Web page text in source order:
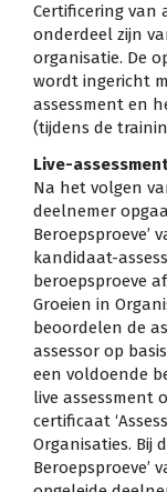
Certificering van
onderdeel zijn
organisatie. De
wordt ingericht
assessment en
(tijdens de
Live-
Na het volgen
deelnemer
Beroepsproeve’
kandidaat-
beroepsproeve
Groeien in
beoordelen de
assessor op
een voldoende
live assessment
certificaat
Organisaties. Bij
Beroepsproeve’